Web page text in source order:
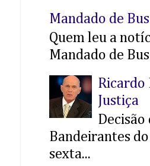
Mandado de
Quem leu a
Mandado de
Ricardo
Justiça
Decisão
Bandeirantes
sexta...